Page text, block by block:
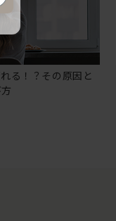
る！？その原因と